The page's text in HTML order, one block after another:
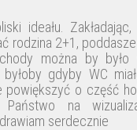
ideału.
rodzina 2+1,
można by było
byłoby gdyby WC
powiększyć o część
na
serdecznie